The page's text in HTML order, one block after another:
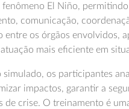
fenômeno El Niño,
comunicação,
entre os órgãos envolvidos,
mais eficiente em
simulado, os participantes
impactos, garantir a
de crise. O treinamento é